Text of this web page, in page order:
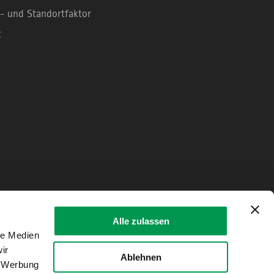
Medien
Alle zulassen
Ablehnen
und Standortfaktor